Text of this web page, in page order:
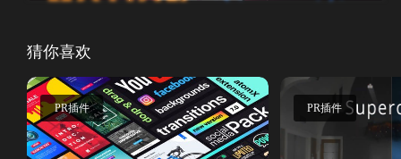
猜你喜欢
PR插件 PR插件